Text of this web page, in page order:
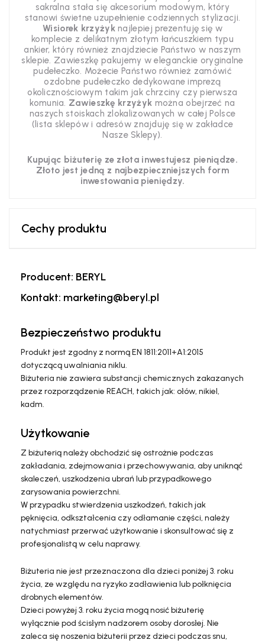
sakralna stała się akcesorium modowym, który
stanowi świetne uzupełnienie codziennych stylizacji.
Wisiorek krzyżyknajlepiej prezentuję się w
komplecie z delikatnym złotym łańcuszkiem typu
ankier, który również znajdziecie Państwo w naszym
sklepie. Zawieszkę pakujemy w eleganckie oryginalne
pudełeczko. Możecie Państwo również zamówić
ozdobne pudełeczko dedykowane imprezą
okolicznościowym takim jak chrzciny czy pierwsza
komunia. Zawieszkę krzyżyk można obejrzeć na
naszych stoiskach zlokalizowanych w całej Polsce
(lista sklepów i adresów znajduję się w zakładce
Nasze Sklepy).
Kupując biżuterię ze złota inwestujesz pieniądze.
Złoto jest jedną z najbezpieczniejszych form
inwestowania pieniędzy.
Cechy produktu
Producent: BERYL
Kontakt: marketing@beryl.pl
Bezpieczeństwo produktu
Produkt jest zgodny z normą EN 1811:2011+A1:2015
dotyczącą uwalniania niklu.
Biżuteria nie zawiera substancji chemicznych zakazanych
przez rozporządzenie REACH, takich jak: ołów, nikiel,
kadm.
Użytkowanie
Z biżuterią należy obchodzić się ostrożnie podczas
zakładania, zdejmowania i przechowywania, aby uniknąć
skaleczeń, uszkodzenia ubrań lub przypadkowego
zarysowania powierzchni.
W przypadku stwierdzenia uszkodzeń, takich jak
pęknięcia, odkształcenia czy odłamanie części, należy
natychmiast przerwać użytkowanie i skonsultować się z
profesjonalistą w celu naprawy.
Biżuteria nie jest przeznaczona dla dzieci poniżej 3. roku
życia, ze względu na ryzyko zadławienia lub połknięcia
drobnych elementów.
Dzieci powyżej 3. roku życia mogą nosić biżuterię
wyłącznie pod ścisłym nadzorem osoby dorosłej. Nie
zaleca się noszenia biżuterii przez dzieci podczas snu,